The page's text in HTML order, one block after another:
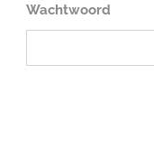
Wachtwoord